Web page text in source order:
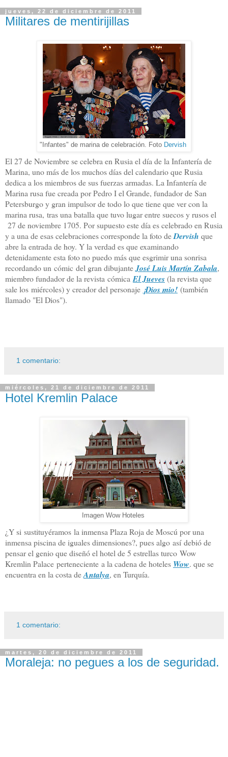
jueves, 22 de diciembre de 2011
Militares de mentirijillas
"Infantes" de marina de celebración. Foto Dervish
El 27 de Noviembre se celebra en Rusia el día de la Infantería de
Marina, uno más de los muchos días del calendario que Rusia
dedica a los miembros de sus fuerzas armadas. La Infantería de
Marina rusa fue creada por Pedro I el Grande, fundador de San
Petersburgo y gran impulsor de todo lo que tiene que ver con la
marina rusa, tras una batalla que tuvo lugar entre suecos y rusos el
27 de noviembre 1705. Por supuesto este día es celebrado en Rusia
y a una de esas celebraciones corresponde la foto deDervish que
abre la entrada de hoy. Y la verdad es que examinando
detenidamente esta foto no puedo más que esgrimir una sonrisa
recordando un cómic del gran dibujanteJosé Luis Martín Zabala,
miembro fundador de la revista cómica El Jueves(la revista que
sale los miércoles) y creador del personaje ¡Dios mio! (también
llamado "El Dios").
1 comentario:
miércoles, 21 de diciembre de 2011
Hotel Kremlin Palace
Imagen Wow Hoteles
¿Y si sustituyéramos la inmensa Plaza Roja de Moscú por una
inmensa piscina de iguales dimensiones?, pues algo así debió de
pensar el genio que diseñó el hotel de 5 estrellas turco Wow
Kremlin Palace perteneciente a la cadena de hoteles Wow. que se
encuentra en la costa deAntalya, en Turquía.
1 comentario:
martes, 20 de diciembre de 2011
Moraleja: no pegues a los de seguridad.